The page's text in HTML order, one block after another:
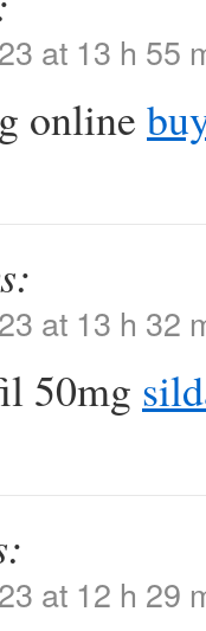
at 13 h 55
online
at 13 h 32
50mg
at 12 h 29